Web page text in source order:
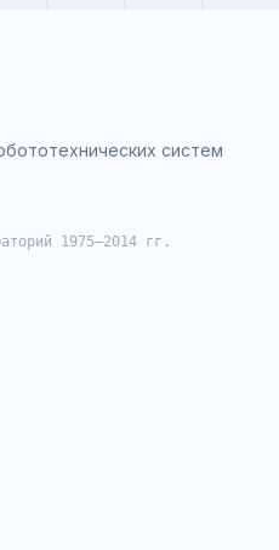
систем
1975–2014 гг.